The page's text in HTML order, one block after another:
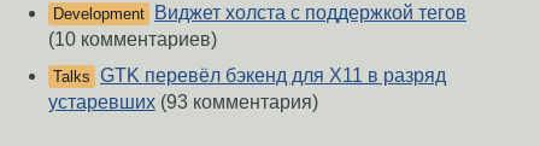
Development
Виджет холста с поддержкой тегов
(10 комментариев)
Talks GTK перевёл бэкенд для X11 в разряд
устаревших (93 комментария)